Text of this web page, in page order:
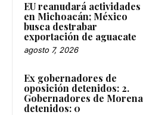
EU reanudará actividades
en Michoacán; México
busca destrabar
exportación de aguacate
agosto 7, 2026
Ex gobernadores de
oposición detenidos: 2.
Gobernadores de Morena
detenidos: 0